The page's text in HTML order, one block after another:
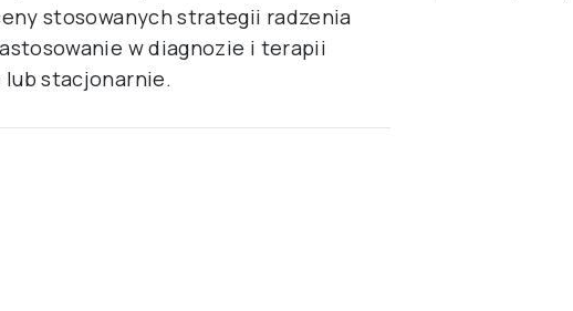
stosowanych strategii radzenia
w diagnozie i terapii
stacjonarnie.